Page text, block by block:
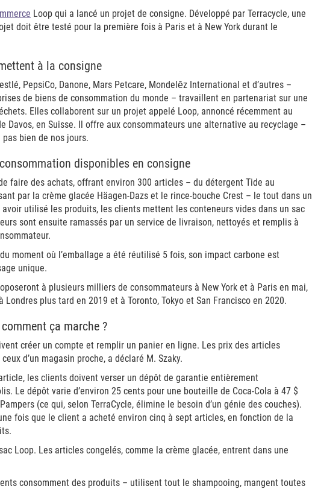
Loop qui a lancé un projet de consigne. Développé par Terracycle, une
doit être testé pour la première fois à Paris et à New York durant le
à la consigne
PepsiCo, Danone, Mars Petcare, Mondelēz International et d’autres –
de biens de consommation du monde – travaillent en partenariat sur une
Elles collaborent sur un projet appelé Loop, annoncé récemment au
Davos, en Suisse. Il offre aux consommateurs une alternative au recyclage –
bien de nos jours.
disponibles en consigne
faire des achats, offrant environ 300 articles – du détergent Tide au
par la crème glacée Häagen-Dazs et le rince-bouche Crest – le tout dans un
utilisé les produits, les clients mettent les conteneurs vides dans un sac
sont ensuite ramassés par un service de livraison, nettoyés et remplis à
moment où l’emballage a été réutilisé 5 fois, son impact carbone est
unique.
à plusieurs milliers de consommateurs à New York et à Paris en mai,
Londres plus tard en 2019 et à Toronto, Tokyo et San Francisco en 2020.
ça marche ?
créer un compte et remplir un panier en ligne. Les prix des articles
d’un magasin proche, a déclaré M. Szaky.
les clients doivent verser un dépôt de garantie entièrement
Le dépôt varie d’environ 25 cents pour une bouteille de Coca-Cola à 47 $
(ce qui, selon TerraCycle, élimine le besoin d’un génie des couches).
fois que le client a acheté environ cinq à sept articles, en fonction de la
Loop. Les articles congelés, comme la crème glacée, entrent dans une
consomment des produits – utilisent tout le shampooing, mangent toutes